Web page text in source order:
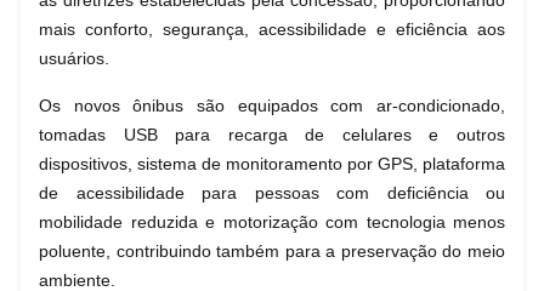
mais conforto, segurança, acessibilidade e eficiência aos
usuários.
Os novos ônibus são equipados com ar-condicionado,
tomadas USB para recarga de celulares e outros
dispositivos, sistema de monitoramento por GPS, plataforma
de acessibilidade para pessoas com deficiência ou
mobilidade reduzida e motorização com tecnologia menos
poluente, contribuindo também para a preservação do meio
ambiente.